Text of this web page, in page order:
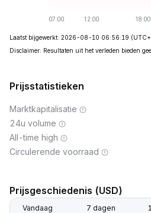
Laatst bijgewerkt: 2026-08-10 06:56:19
Disclaimer: Resultaten uit het verleden bieden
Prijsstatistieken
Marktkapitalisatie
24u volume
All-time high
Circulerende voorraad
Prijsgeschiedenis (USD)
Vandaag 7 dagen